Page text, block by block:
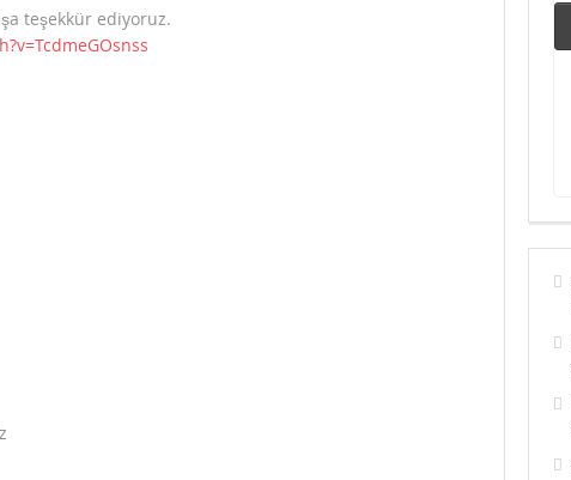
teşekkür ediyoruz.